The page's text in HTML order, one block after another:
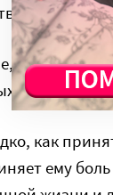
первенство.
кто-то
как
ему